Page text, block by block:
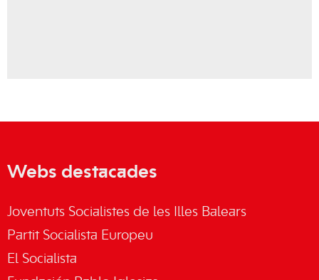
Webs destacades
Joventuts Socialistes de les Illes Balears
Partit Socialista Europeu
El Socialista